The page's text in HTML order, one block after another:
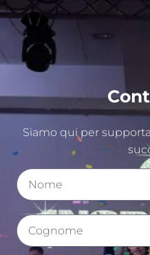
Vai
contenuto
Siamo qui per
N
o
m
C
o